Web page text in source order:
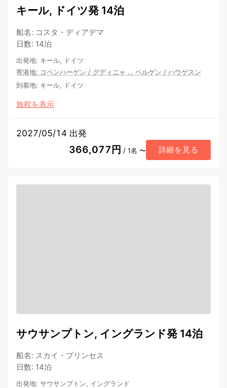
キール, ドイツ発 14泊
船名: コスタ・ディアデマ
日数: 14泊
出発地: キール, ドイツ
寄港地: コペンハーゲン / グディニャ … ベルゲン / ハウゲスン
到着地: キール, ドイツ
旅程を表示
2027/05/14 出発
366,077円 / 1名 〜 詳細を見る
サウサンプトン, イングランド発 14泊
船名: スカイ・プリンセス
日数: 14泊
出発地: サウサンプトン, イングランド